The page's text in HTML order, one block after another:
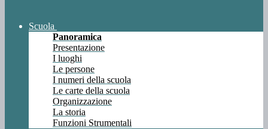
Scuola
Panoramica
Presentazione
I luoghi
Le persone
I numeri della scuola
Le carte della scuola
Organizzazione
La storia
Funzioni Strumentali